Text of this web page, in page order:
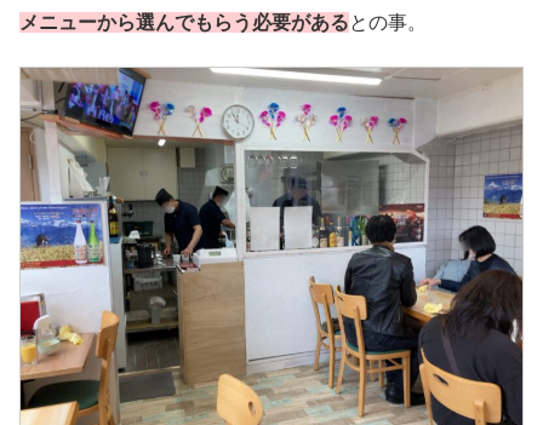
メニューから選んでもらう必要があるとの事。